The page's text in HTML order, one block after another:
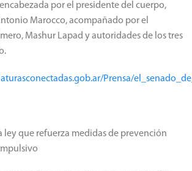
por el presidente del cuerpo,
Marocco, acompañado por el
Mashur Lapad y autoridades de los tres
Prensa/
ley que refuerza medidas de prevención